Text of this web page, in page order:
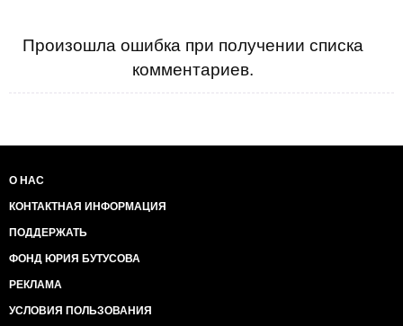
Произошла ошибка при получении списка
комментариев.
О НАС
КОНТАКТНАЯ ИНФОРМАЦИЯ
ПОДДЕРЖАТЬ
ФОНД ЮРИЯ БУТУСОВА
РЕКЛАМА
УСЛОВИЯ ПОЛЬЗОВАНИЯ